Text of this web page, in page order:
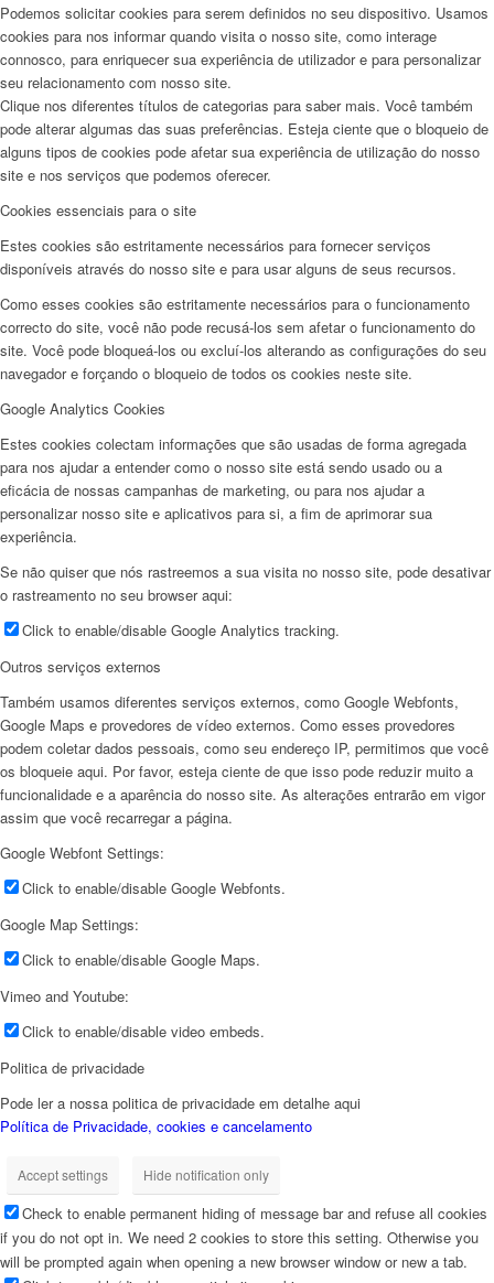
Podemos solicitar cookies para serem definidos no seu dispositivo. Usamos
cookies para nos informar quando visita o nosso site, como interage
connosco, para enriquecer sua experiência de utilizador e para personalizar
seu relacionamento com nosso site.
Clique nos diferentes títulos de categorias para saber mais. Você também
pode alterar algumas das suas preferências. Esteja ciente que o bloqueio de
alguns tipos de cookies pode afetar sua experiência de utilização do nosso
site e nos serviços que podemos oferecer.
Cookies essenciais para o site
Estes cookies são estritamente necessários para fornecer serviços
disponíveis através do nosso site e para usar alguns de seus recursos.
Como esses cookies são estritamente necessários para o funcionamento
correcto do site, você não pode recusá-los sem afetar o funcionamento do
site. Você pode bloqueá-los ou excluí-los alterando as configurações do seu
navegador e forçando o bloqueio de todos os cookies neste site.
Google Analytics Cookies
Estes cookies colectam informações que são usadas de forma agregada
para nos ajudar a entender como o nosso site está sendo usado ou a
eficácia de nossas campanhas de marketing, ou para nos ajudar a
personalizar nosso site e aplicativos para si, a fim de aprimorar sua
experiência.
Se não quiser que nós rastreemos a sua visita no nosso site, pode desativar
o rastreamento no seu browser aqui:
Click to enable/disable Google Analytics tracking.
Outros serviços externos
Também usamos diferentes serviços externos, como Google Webfonts,
Google Maps e provedores de vídeo externos. Como esses provedores
podem coletar dados pessoais, como seu endereço IP, permitimos que você
os bloqueie aqui. Por favor, esteja ciente de que isso pode reduzir muito a
funcionalidade e a aparência do nosso site. As alterações entrarão em vigor
assim que você recarregar a página.
Google Webfont Settings:
Click to enable/disable Google Webfonts.
Google Map Settings:
Click to enable/disable Google Maps.
Vimeo and Youtube:
Click to enable/disable video embeds.
Politica de privacidade
Pode ler a nossa politica de privacidade em detalhe aqui
Política de Privacidade, cookies e cancelamento
Accept settings Hide notification only
Check to enable permanent hiding of message bar and refuse all cookies
if you do not opt in. We need 2 cookies to store this setting. Otherwise you
will be prompted again when opening a new browser window or new a tab.